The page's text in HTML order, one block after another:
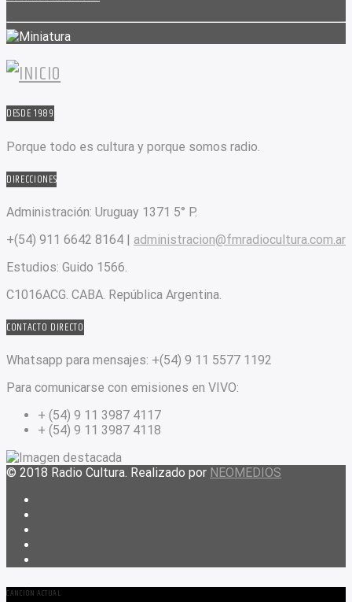
DESDE 1989
Porque todo es cultura y porque somos radio.
DIRECCIONES
Administración: Uruguay 1371 5° P.
+(54) 911 6642 8164 | administracion@fmradiocultura.com.ar
Estudios: Guido 1566.
C1016ACG. CABA. República Argentina.
CONTACTO DIRECTO
Whatsapp para mensajes: +(54) 9 11 5577 1192
Para comunicarse con emisiones en VIVO:
+ (54) 9 11 3987 4117
+ (54) 9 11 3987 4118
© 2018 Radio Cultura. Realizado por NEOMEDIOS
CANCIÓN ACTUAL